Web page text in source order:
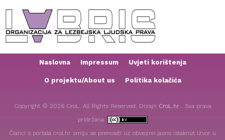
Naslovna Impressum Uvjeti korištenja
O projektu/About us Politika kolačića
Copyright © 2026 CroL. All Rights Reserved. Dizajn CroL.hr . Sva prava
pridržana.
Članci s portala crol.hr smiju se prenositi uz obvezno jasno istaknut izvor u